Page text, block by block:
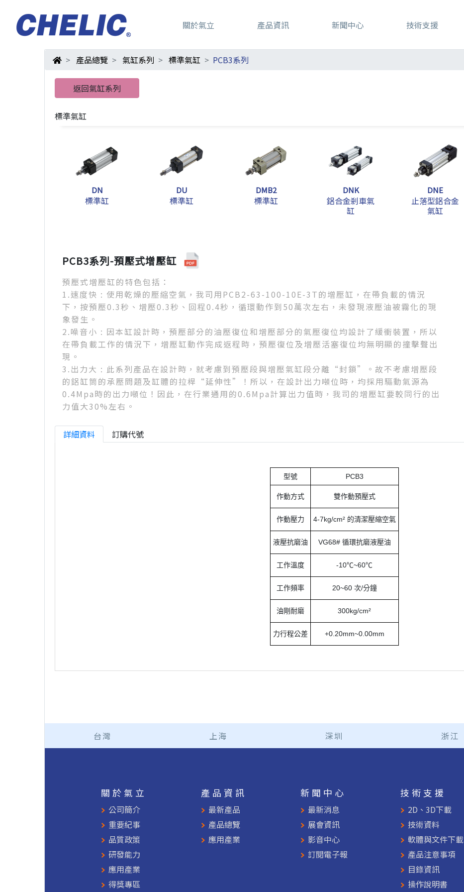
關於氣立 產品資訊 新聞中心 技術支援
產品總覽 氣缸系列 標準氣缸 PCB3系列
返回氣缸系列
標準氣缸
DN
標準缸
DU
標準缸
DMB2
標準缸
DNK
鋁合金剎車氣
缸
DNE
止落型鋁合金
氣缸
PCB3系列-預壓式增壓缸
預壓式增壓缸的特色包括：
1.速度快 : 使用乾燥的壓縮空氣，我司用PCB2-63-100-10E-3T的增壓缸，在帶負載的情況
下，按預壓0.3秒、增壓0.3秒、回程0.4秒，循環動作到50萬次左右，未發現液壓油被霧化的現
象發生。
2.噪音小 : 因本缸設計時，預壓部分的油壓復位和增壓部分的氣壓復位均設計了緩衝裝置，所以
在帶負載工作的情況下，增壓缸動作完成返程時，預壓復位及增壓活塞復位均無明顯的撞擊聲出
現。
3.出力大 : 此系列產品在設計時，就考慮到預壓段與增壓氣缸段分離“封鎖”。故不考慮增壓段
的鋁缸筒的承壓問題及缸體的拉桿“延伸性”！所以，在設計出力噸位時，均採用驅動氣源為
0.4Mpa時的出力噸位！因此，在行業通用的0.6Mpa計算出力值時，我司的增壓缸要較同行的出
力值大30%左右。
詳細資料 訂購代號
型號 PCB3
作動方式 雙作動預壓式
作動壓力 4-7kg/cm² 的清潔壓縮空氣
液壓抗磨油 VG68# 循環抗磨液壓油
工作溫度 -10℃~60℃
工作頻率 20~60 次/分鐘
油剛耐磨 300kg/cm²
力行程公差 +0.20mm~0.00mm
台灣 上海 深圳 浙江
關於氣立
公司簡介
重要紀事
品質政策
研發能力
應用產業
得獎專區
產品資訊
最新產品
產品總覽
應用產業
新聞中心
最新消息
展會資訊
影音中心
訂閱電子報
技術支援
2D、3D下載
技術資料
軟體與文件下載
產品注意事項
目錄資訊
操作說明書